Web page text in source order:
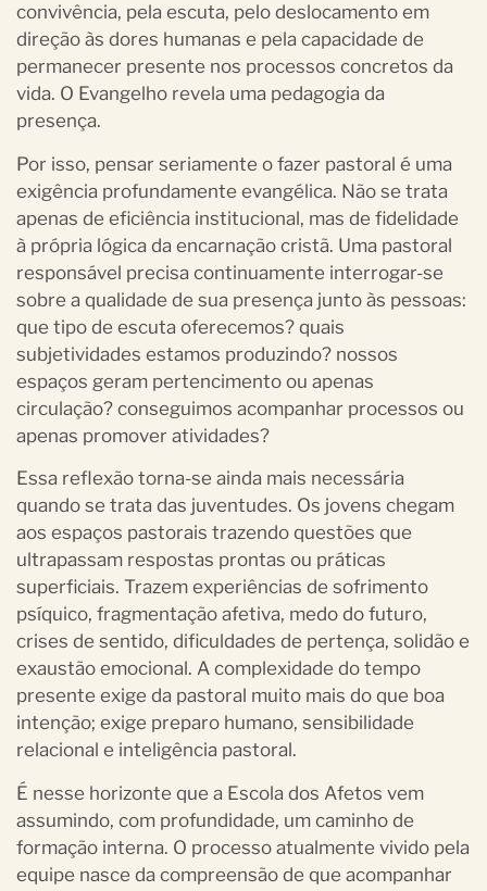
convivência, pela escuta, pelo deslocamento em
direção às dores humanas e pela capacidade de
permanecer presente nos processos concretos da
vida. O Evangelho revela uma pedagogia da
presença.
Por isso, pensar seriamente o fazer pastoral é uma
exigência profundamente evangélica. Não se trata
apenas de eficiência institucional, mas de fidelidade
à própria lógica da encarnação cristã. Uma pastoral
responsável precisa continuamente interrogar-se
sobre a qualidade de sua presença junto às pessoas:
que tipo de escuta oferecemos? quais
subjetividades estamos produzindo? nossos
espaços geram pertencimento ou apenas
circulação? conseguimos acompanhar processos ou
apenas promover atividades?
Essa reflexão torna-se ainda mais necessária
quando se trata das juventudes. Os jovens chegam
aos espaços pastorais trazendo questões que
ultrapassam respostas prontas ou práticas
superficiais. Trazem experiências de sofrimento
psíquico, fragmentação afetiva, medo do futuro,
crises de sentido, dificuldades de pertença, solidão e
exaustão emocional. A complexidade do tempo
presente exige da pastoral muito mais do que boa
intenção; exige preparo humano, sensibilidade
relacional e inteligência pastoral.
É nesse horizonte que a Escola dos Afetos vem
assumindo, com profundidade, um caminho de
formação interna. O processo atualmente vivido pela
equipe nasce da compreensão de que acompanhar